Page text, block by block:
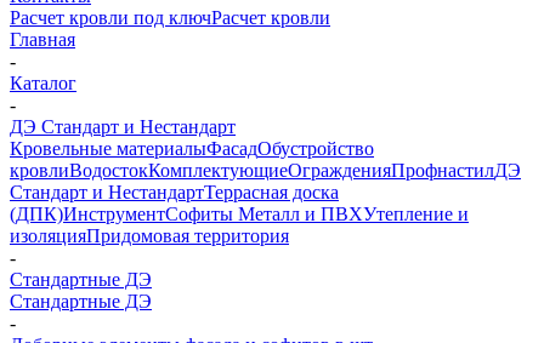
Расчет кровли под ключРасчет кровли
Главная
-
Каталог
-
ДЭ Стандарт и Нестандарт
Кровельные материалыФасадОбустройство
кровлиВодостокКомплектующиеОгражденияПрофнастилДЭ
Стандарт и НестандартТеррасная доска
(ДПК)ИнструментСофиты Металл и ПВХУтепление и
изоляцияПридомовая территория
-
Стандартные ДЭ
Стандартные ДЭ
-